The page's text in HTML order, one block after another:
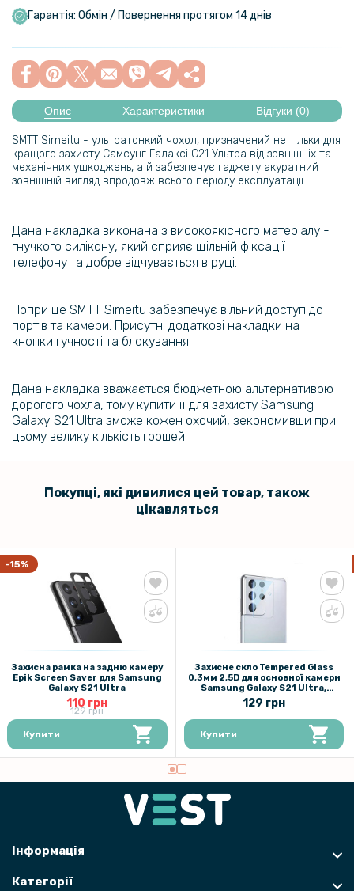
299 грн
Ultra
103 грн
129 грн
Захисне скло Tempered Glass 0,3мм 2,5D для основної камери
Samsung Galaxy S21 Ultra, Transparent
110 грн
Захисна рамка на задню камеру Epik Screen Saver для Samsung
Galaxy S21 Ultra
Гарантія: Обмін / Повернення протягом 14 днів
Опис Характеристики Відгуки (0)
SMTT Simeitu - ультратонкий чохол, призначений не тільки для
кращого захисту Самсунг Галаксі С21 Ультра від зовнішніх та
механічних ушкоджень, а й забезпечує гаджету акуратний
зовнішній вигляд впродовж всього періоду експлуатації.
Дана накладка виконана з високоякісного матеріалу -
гнучкого силікону, який сприяє щільній фіксації
телефону та добре відчувається в руці.
Попри це SMTT Simeitu забезпечує вільний доступ до
портів та камери. Присутні додаткові накладки на
кнопки гучності та блокування.
Дана накладка вважається бюджетною альтернативою
дорогого чохла, тому купити її для захисту Samsung
Galaxy S21 Ultra зможе кожен охочий, зекономивши при
цьому велику кількість грошей.
Покупці, які дивилися цей товар, також
цікавляться
-15%
Захисна рамка на задню камеру
Epik Screen Saver для Samsung
Galaxy S21 Ultra
110 грн
129 грн
Купити
Захисне скло Tempered Glass
0,3мм 2,5D для основної камери
Samsung Galaxy S21 Ultra,
Transparent
129 грн
Купити
Інформація
Категорії